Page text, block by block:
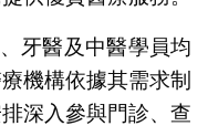
牙醫及中醫學員均
機構依據其需求制
深入參與門診、查